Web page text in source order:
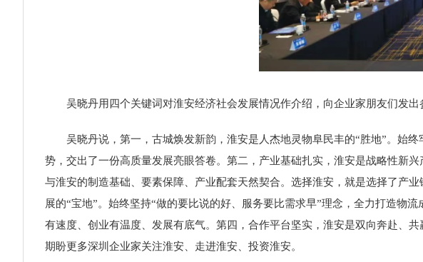
吴晓丹用四个关键词对淮安经济社会发展情况作介绍，向企业家朋友们发出
吴晓丹说，第一，古城焕发新韵，淮安是人杰地灵物阜民丰的“胜地”。始
势，交出了一份高质量发展亮眼答卷。第二，产业基础扎实，淮安是战略性新
与淮安的制造基础、要素保障、产业配套天然契合。选择淮安，就是选择了产
展的“宝地”。始终坚持“做的要比说的好、服务要比需求早”理念，全力打造物
有速度、创业有温度、发展有底气。第四，合作平台坚实，淮安是双向奔赴、
期盼更多深圳企业家关注淮安、走进淮安、投资淮安。